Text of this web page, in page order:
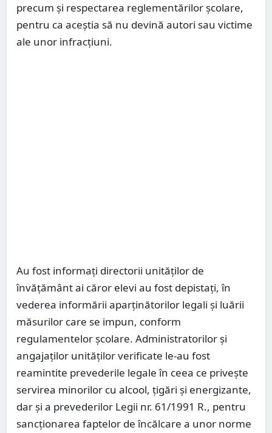
precum și respectarea reglementărilor școlare,
pentru ca aceștia să nu devină autori sau victime
ale unor infracțiuni.
Au fost informați directorii unităților de
învățământ ai căror elevi au fost depistați, în
vederea informării aparținătorilor legali și luării
măsurilor care se impun, conform
regulamentelor școlare. Administratorilor și
angajaților unităților verificate le-au fost
reamintite prevederile legale în ceea ce privește
servirea minorilor cu alcool, țigări și energizante,
dar și a prevederilor Legii nr. 61/1991 R., pentru
sancționarea faptelor de încălcare a unor norme